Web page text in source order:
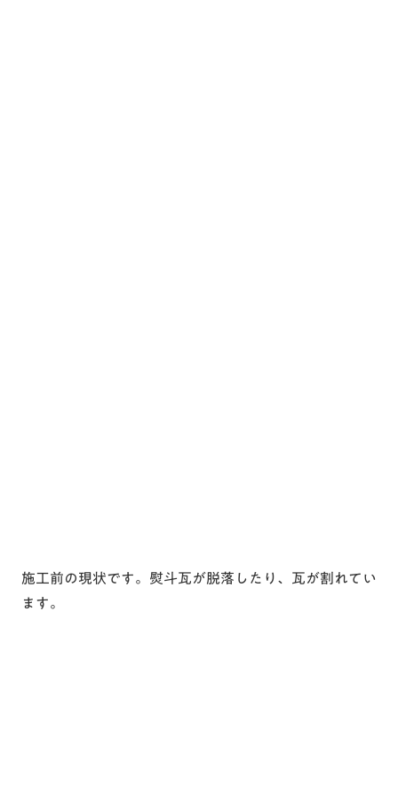
施工前の現状です。熨斗瓦が脱落したり、瓦が割れてい
ます。